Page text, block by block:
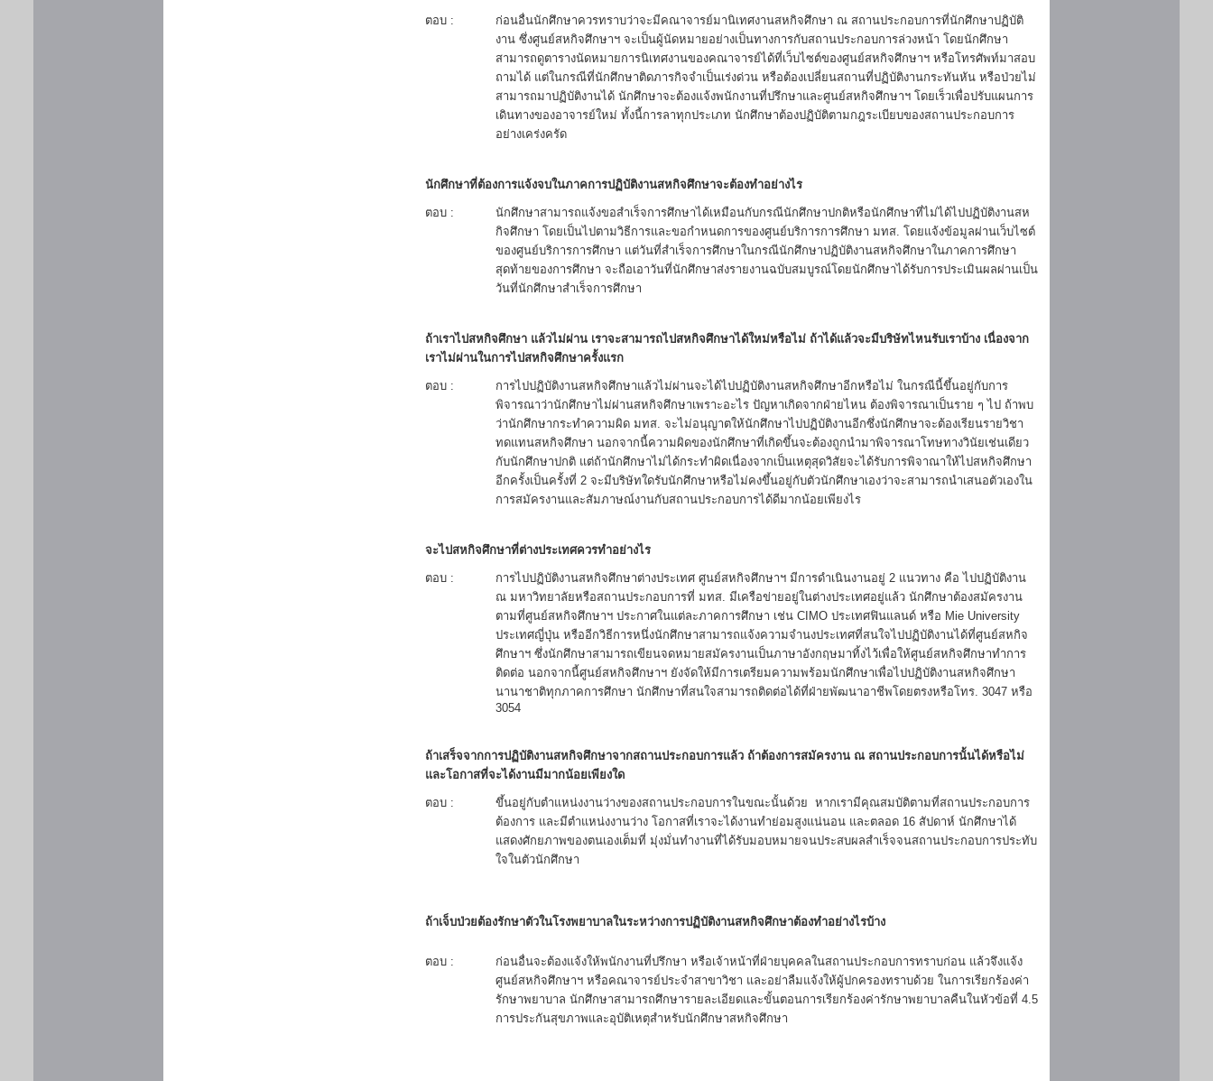
ตอบ :
ก่อนอื่นนักศึกษาควรทราบว่าจะมีคณาจารย์มานิเทศงานสหกิจศึกษา ณ สถานประกอบการที่นักศึกษาปฏิบัติ
งาน ซึ่งศูนย์สหกิจศึกษาฯ จะเป็นผู้นัดหมายอย่างเป็นทางการกับสถานประกอบการล่วงหน้า โดยนักศึกษา
สามารถดูตารางนัดหมายการนิเทศงานของคณาจารย์ได้ที่เว็บไซต์ของศูนย์สหกิจศึกษาฯ หรือโทรศัพท์มาสอบ
ถามได้ แต่ในกรณีที่นักศึกษาติดภารกิจจำเป็นเร่งด่วน หรือต้องเปลี่ยนสถานที่ปฏิบัติงานกระทันหัน หรือป่วยไม่
สามารถมาปฏิบัติงานได้ นักศึกษาจะต้องแจ้งพนักงานที่ปรึกษาและศูนย์สหกิจศึกษาฯ โดยเร็วเพื่อปรับแผนการ
เดินทางของอาจารย์ใหม่ ทั้งนี้การลาทุกประเภท นักศึกษาต้องปฏิบัติตามกฎระเบียบของสถานประกอบการ
อย่างเคร่งครัด
นักศึกษาที่ต้องการแจ้งจบในภาคการปฏิบัติงานสหกิจศึกษาจะต้องทำอย่างไร
ตอบ :
นักศึกษาสามารถแจ้งขอสำเร็จการศึกษาได้เหมือนกับกรณีนักศึกษาปกติหรือนักศึกษาที่ไม่ได้ไปปฏิบัติงานสห
กิจศึกษา โดยเป็นไปตามวิธีการและขอกำหนดการของศูนย์บริการการศึกษา มทส. โดยแจ้งข้อมูลผ่านเว็บไซต์
ของศูนย์บริการการศึกษา แต่วันที่สำเร็จการศึกษาในกรณีนักศึกษาปฏิบัติงานสหกิจศึกษาในภาคการศึกษา
สุดท้ายของการศึกษา จะถือเอาวันที่นักศึกษาส่งรายงานฉบับสมบูรณ์โดยนักศึกษาได้รับการประเมินผลผ่านเป็น
วันที่นักศึกษาสำเร็จการศึกษา
ถ้าเราไปสหกิจศึกษา แล้วไม่ผ่าน เราจะสามารถไปสหกิจศึกษาได้ใหม่หรือไม่ ถ้าได้แล้วจะมีบริษัทไหนรับเราบ้าง เนื่องจาก
เราไม่ผ่านในการไปสหกิจศึกษาครั้งแรก
ตอบ :
การไปปฏิบัติงานสหกิจศึกษาแล้วไม่ผ่านจะได้ไปปฏิบัติงานสหกิจศึกษาอีกหรือไม่ ในกรณีนี้ขึ้นอยู่กับการ
พิจารณาว่านักศึกษาไม่ผ่านสหกิจศึกษาเพราะอะไร ปัญหาเกิดจากฝ่ายไหน ต้องพิจารณาเป็นราย ๆ ไป ถ้าพบ
ว่านักศึกษากระทำความผิด มทส. จะไม่อนุญาตให้นักศึกษาไปปฏิบัติงานอีกซึ่งนักศึกษาจะต้องเรียนรายวิชา
ทดแทนสหกิจศึกษา นอกจากนี้ความผิดของนักศึกษาที่เกิดขึ้นจะต้องถูกนำมาพิจารณาโทษทางวินัยเช่นเดียว
กับนักศึกษาปกติ แต่ถ้านักศึกษาไม่ได้กระทำผิดเนื่องจากเป็นเหตุสุดวิสัยจะได้รับการพิจาณาให้ไปสหกิจศึกษา
อีกครั้งเป็นครั้งที่ 2 จะมีบริษัทใดรับนักศึกษาหรือไม่คงขึ้นอยู่กับตัวนักศึกษาเองว่าจะสามารถนำเสนอตัวเองใน
การสมัครงานและสัมภาษณ์งานกับสถานประกอบการได้ดีมากน้อยเพียงไร
จะไปสหกิจศึกษาที่ต่างประเทศควรทำอย่างไร
ตอบ :
การไปปฏิบัติงานสหกิจศึกษาต่างประเทศ ศูนย์สหกิจศึกษาฯ มีการดำเนินงานอยู่ 2 แนวทาง คือ ไปปฏิบัติงาน
ณ มหาวิทยาลัยหรือสถานประกอบการที่ มทส. มีเครือข่ายอยู่ในต่างประเทศอยู่แล้ว นักศึกษาต้องสมัครงาน
ตามที่ศูนย์สหกิจศึกษาฯ ประกาศในแต่ละภาคการศึกษา เช่น CIMO ประเทศฟินแลนด์ หรือ Mie University
ประเทศญี่ปุ่น หรืออีกวิธีการหนึ่งนักศึกษาสามารถแจ้งความจำนงประเทศที่สนใจไปปฏิบัติงานได้ที่ศูนย์สหกิจ
ศึกษาฯ ซึ่งนักศึกษาสามารถเขียนจดหมายสมัครงานเป็นภาษาอังกฤษมาทิ้งไว้เพื่อให้ศูนย์สหกิจศึกษาทำการ
ติดต่อ นอกจากนี้ศูนย์สหกิจศึกษาฯ ยังจัดให้มีการเตรียมความพร้อมนักศึกษาเพื่อไปปฏิบัติงานสหกิจศึกษา
นานาชาติทุกภาคการศึกษา นักศึกษาที่สนใจสามารถติดต่อได้ที่ฝ่ายพัฒนาอาชีพโดยตรงหรือโทร. 3047 หรือ
3054
ถ้าเสร็จจากการปฏิบัติงานสหกิจศึกษาจากสถานประกอบการแล้ว ถ้าต้องการสมัครงาน ณ สถานประกอบการนั้นได้หรือไม่
และโอกาสที่จะได้งานมีมากน้อยเพียงใด
ตอบ :
ขึ้นอยู่กับตำแหน่งงานว่างของสถานประกอบการในขณะนั้นด้วย หากเรามีคุณสมบัติตามที่สถานประกอบการ
ต้องการ และมีตำแหน่งงานว่าง โอกาสที่เราจะได้งานทำย่อมสูงแน่นอน และตลอด 16 สัปดาห์ นักศึกษาได้
แสดงศักยภาพของตนเองเต็มที่ มุ่งมั่นทำงานที่ได้รับมอบหมายจนประสบผลสำเร็จจนสถานประกอบการประทับ
ใจในตัวนักศึกษา
ถ้าเจ็บป่วยต้องรักษาตัวในโรงพยาบาลในระหว่างการปฏิบัติงานสหกิจศึกษาต้องทำอย่างไรบ้าง
ตอบ :
ก่อนอื่นจะต้องแจ้งให้พนักงานที่ปรึกษา หรือเจ้าหน้าที่ฝ่ายบุคคลในสถานประกอบการทราบก่อน แล้วจึงแจ้ง
ศูนย์สหกิจศึกษาฯ หรือคณาจารย์ประจำสาขาวิชา และอย่าลืมแจ้งให้ผู้ปกครองทราบด้วย ในการเรียกร้องค่า
รักษาพยาบาล นักศึกษาสามารถศึกษารายละเอียดและขั้นตอนการเรียกร้องค่ารักษาพยาบาลคืนในหัวข้อที่ 4.5
การประกันสุขภาพและอุบัติเหตุสำหรับนักศึกษาสหกิจศึกษา